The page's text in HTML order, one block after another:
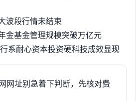
波段行情未结束
金基金管理规模突破万亿元
系耐心资本投资硬科技成效显现
网址别急着下判断，先核对费